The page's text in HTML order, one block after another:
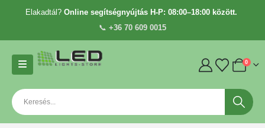
Elakadtál? Online segítségnyújtás H-P: 08:00–18:00 között.
📞 +36 70 609 0015
0